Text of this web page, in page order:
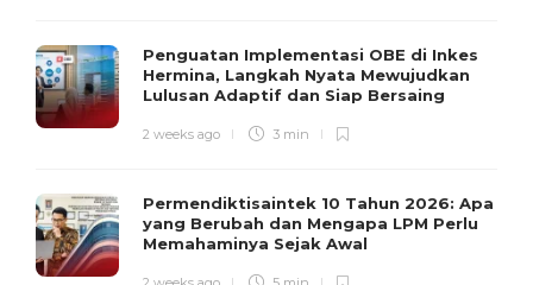
Penguatan Implementasi OBE di Inkes
Hermina, Langkah Nyata Mewujudkan
Lulusan Adaptif dan Siap Bersaing
2 weeks ago 3 min
Permendiktisaintek 10 Tahun 2026: Apa
yang Berubah dan Mengapa LPM Perlu
Memahaminya Sejak Awal